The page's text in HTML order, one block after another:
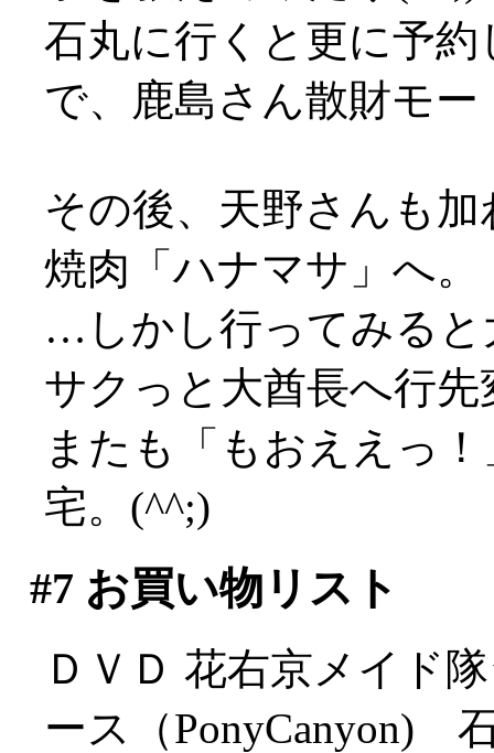
石丸に行くと更に予
で、鹿島さん散財モー
その後、天野さんも
焼肉「ハナマサ」へ。
…しかし行ってみると
サクっと大酋長へ行
またも「もおええっ
宅。(^^;)
#7 お買い物リスト
ＤＶＤ 花右京メイド
ース（PonyCanyon)